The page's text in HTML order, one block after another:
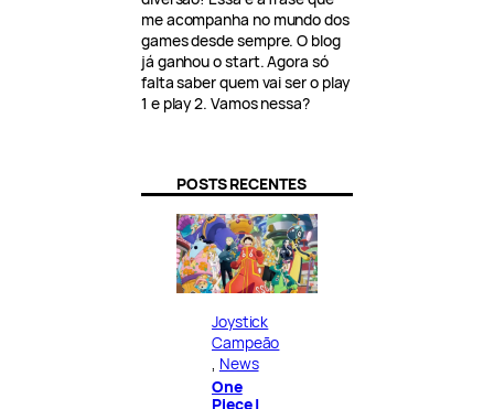
me acompanha no mundo dos
games desde sempre. O blog
já ganhou o start. Agora só
falta saber quem vai ser o play
1 e play 2. Vamos nessa?
POSTS RECENTES
Joystick
Campeão
News
One
Piece |